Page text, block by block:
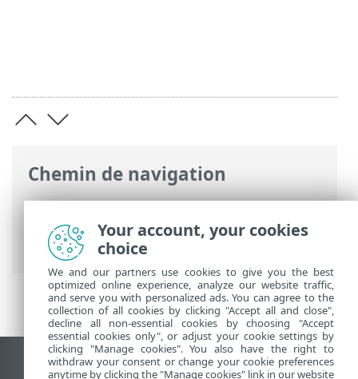
Chemin de navigation
Aide en ligne ESET>ESET Mobile Security
Travailler avec ESET Mobile Security >
Antivol
Afficher le site des postes de travail
Your account, your cookies
choice
We and our partners use cookies to give you the best
optimized online experience, analyze our website traffic,
and serve you with personalized ads. You can agree to the
collection of all cookies by clicking "Accept all and close",
decline all non-essential cookies by choosing "Accept
essential cookies only", or adjust your cookie settings by
clicking "Manage cookies". You also have the right to
withdraw your consent or change your cookie preferences
anytime by clicking the "Manage cookies" link in our website